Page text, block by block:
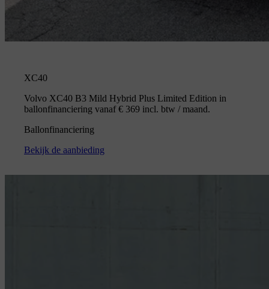
XC40
Volvo XC40 B3 Mild Hybrid Plus Limited Edition in
ballonfinanciering vanaf € 369 incl. btw / maand.
Ballonfinanciering
Bekijk de aanbieding